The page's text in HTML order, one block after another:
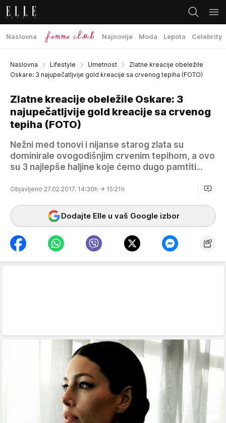
Naslovna Najnovije Moda Lepota Celebrity
Naslovna Lifestyle Umetnost
Zlatne kreacije obeležile
Oskare: 3 najupečatljvije gold kreacije sa crvenog tepiha (FOTO)
Zlatne kreacije obeležile Oskare: 3
najupečatljvije gold kreacije sa crvenog
tepiha (FOTO)
Nežni med tonovi i nijanse starog zlata su
dominirale ovogodišnjim crvenim tepihom, a ovo
su 3 najlepše haljine koje ćemo dugo pamtiti...
Objavljeno 27.02.2017. 14:30h → 15:21h
Dodajte Elle u vaš Google izbor